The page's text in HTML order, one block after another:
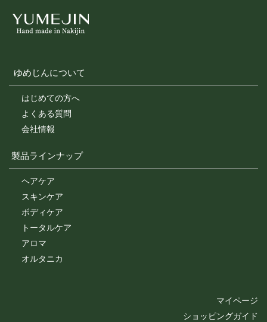
ゆめじんについて
はじめての方へ
よくある質問
会社情報
製品ラインナップ
ヘアケア
スキンケア
ボディケア
トータルケア
アロマ
オルタニカ
マイページ
ショッピングガイド